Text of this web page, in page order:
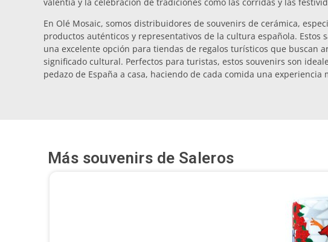
En Olé Mosaic, somos distribuidores de souvenirs de cerámica,
productos auténticos y representativos de la cultura española. Estos
una excelente opción para tiendas de regalos turísticos que buscan
significado cultural. Perfectos para turistas, estos souvenirs son
pedazo de España a casa, haciendo de cada comida una experiencia
Más souvenirs de Saleros